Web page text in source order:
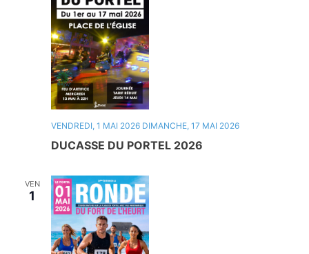
DUCASSE DU PORTEL 2026
VENDREDI, 1 MAI 2026 DIMANCHE, 17 MAI 2026
VEN
1